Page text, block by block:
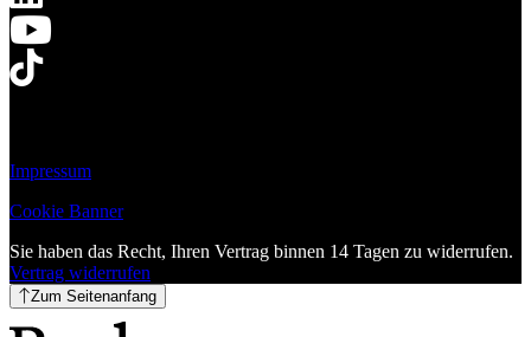
Impressum
Cookie Banner
Sie haben das Recht, Ihren Vertrag binnen 14 Tagen zu widerrufen.
Vertrag widerrufen
Zum Seitenanfang